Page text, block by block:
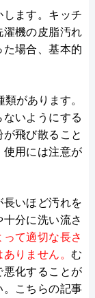
ます。キッチ
濯機の皮脂汚れ
場合、基本的
があります。
いようにする
飛び散ること
使用には注意が
いほど汚れを
分に洗い流さ
て適切な長さ
ありません。む
悪化することが
。こちらの記事